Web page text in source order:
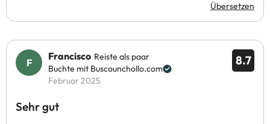
Übersetzen
8.7
Francisco Reiste als paar
Buchte mit Buscounchollo.com
Februar 2025
Sehr gut